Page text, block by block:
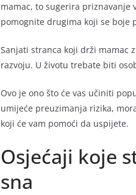
mamac, to sugerira priznavanje
pomognite drugima koji se boje
Sanjati stranca koji drži mamac
razvoju. U životu trebate biti
Ovo je ono što će vas učiniti
umijeće preuzimanja rizika,
koji će vam pomoći da uspijete.
Osjećaji koje
sna